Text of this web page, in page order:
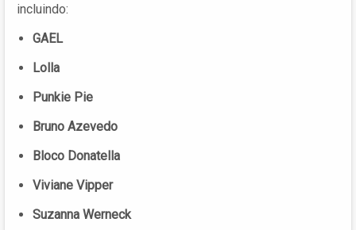
incluindo:
GAEL
Lolla
Punkie Pie
Bruno Azevedo
Bloco Donatella
Viviane Vipper
Suzanna Werneck